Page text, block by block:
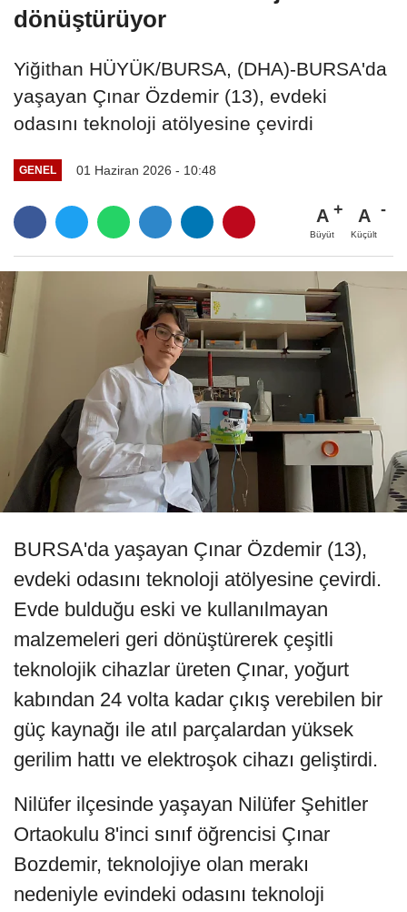
dönüştürüyor
Yiğithan HÜYÜK/BURSA, (DHA)-BURSA'da
yaşayan Çınar Özdemir (13), evdeki
odasını teknoloji atölyesine çevirdi
GENEL 01 Haziran 2026 - 10:48
A
Büyüt
A
Küçült
BURSA'da yaşayan Çınar Özdemir (13),
evdeki odasını teknoloji atölyesine çevirdi.
Evde bulduğu eski ve kullanılmayan
malzemeleri geri dönüştürerek çeşitli
teknolojik cihazlar üreten Çınar, yoğurt
kabından 24 volta kadar çıkış verebilen bir
güç kaynağı ile atıl parçalardan yüksek
gerilim hattı ve elektroşok cihazı geliştirdi.
Nilüfer ilçesinde yaşayan Nilüfer Şehitler
Ortaokulu 8'inci sınıf öğrencisi Çınar
Bozdemir, teknolojiye olan merakı
nedeniyle evindeki odasını teknoloji